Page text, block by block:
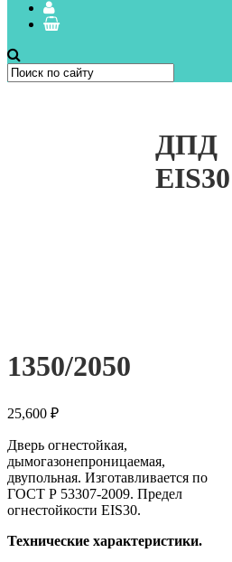
ДПД
EIS30
1350/2050
25,600 ₽
Дверь огнестойкая,
дымогазонепроницаемая,
двупольная. Изготавливается по
ГОСТ Р 53307-2009. Предел
огнестойкости EIS30.
Технические характеристики.